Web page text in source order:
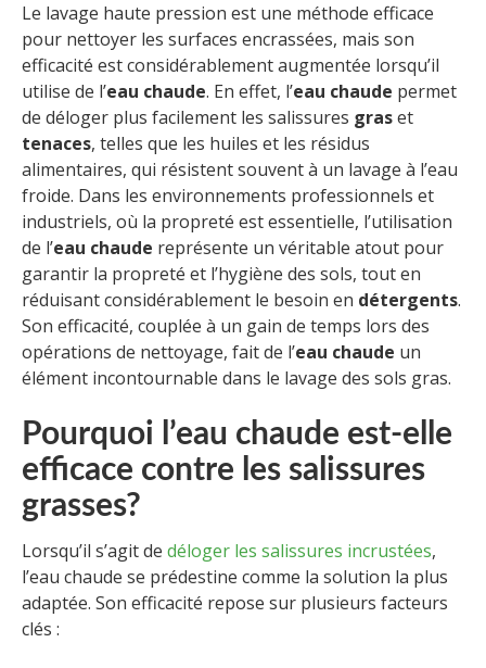
Le lavage haute pression est une méthode efficace
pour nettoyer les surfaces encrassées, mais son
efficacité est considérablement augmentée lorsqu’il
utilise de l’eau chaude. En effet, l’eau chaude permet
de déloger plus facilement les salissures graset
tenaces, telles que les huiles et les résidus
alimentaires, qui résistent souvent à un lavage à l’eau
froide. Dans les environnements professionnels et
industriels, où la propreté est essentielle, l’utilisation
de l’eau chaude représente un véritable atout pour
garantir la propreté et l’hygiène des sols, tout en
réduisant considérablement le besoin en détergents.
Son efficacité, couplée à un gain de temps lors des
opérations de nettoyage, fait de l’eau chaude un
élément incontournable dans le lavage des sols gras.
Pourquoi l’eau chaude est-elle
efficace contre les salissures
grasses?
Lorsqu’il s’agit de déloger les salissures incrustées,
l’eau chaude se prédestine comme la solution la plus
adaptée. Son efficacité repose sur plusieurs facteurs
clés :